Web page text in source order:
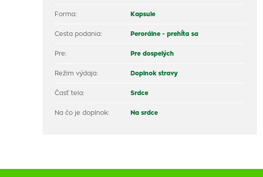
Forma: Kapsule
Cesta podania: Perorálne - prehĺta sa
Pre: Pre dospelých
Režim výdaja: Doplnok stravy
Časť tela: Srdce
Na čo je doplnok: Na srdce